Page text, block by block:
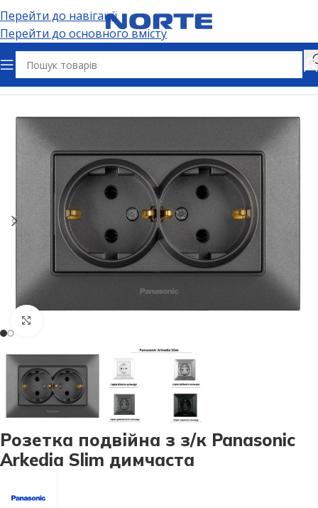
Перейти до навігації
Перейти до основного вмісту
Головна Електрофурнітура Розетки
Розетка подвійна з з/к Panasonic
Arkedia Slim димчаста